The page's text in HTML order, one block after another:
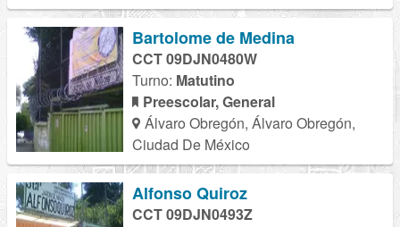
Bartolome de Medina
CCT 09DJN0480W
Turno: Matutino
Preescolar, General
Álvaro Obregón, Álvaro Obregón,
Ciudad De México
Alfonso Quiroz
CCT 09DJN0493Z